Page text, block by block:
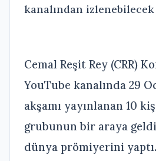
kanalından izlenebilecek
Cemal Reşit Rey (CRR)
YouTube kanalında 29
akşamı yayınlanan 10
grubunun bir araya
dünya prömiyerini yaptı.